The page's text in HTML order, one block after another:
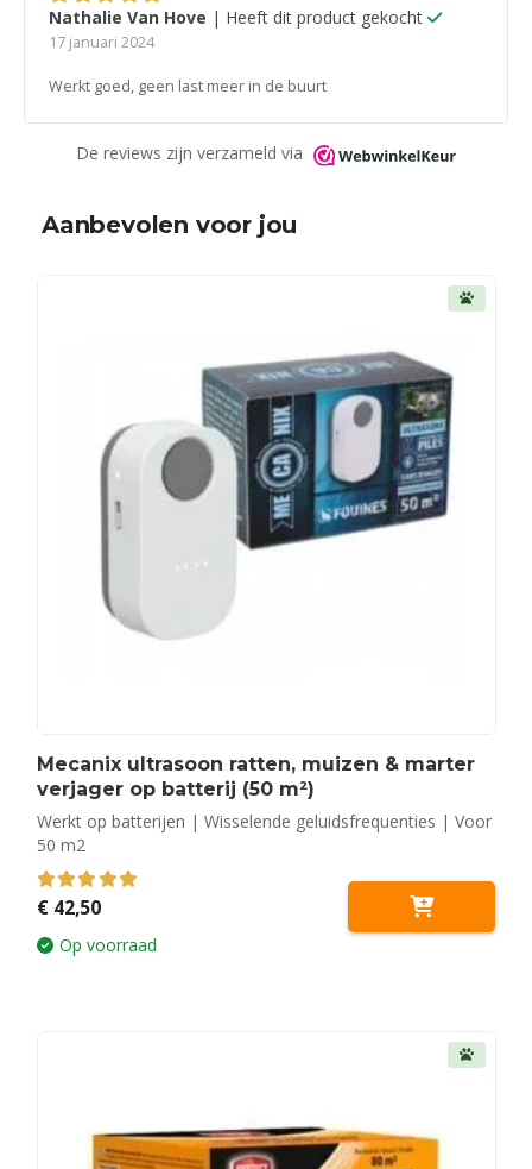
5van 5
Nathalie Van Hove | Heeft dit product gekocht
17 januari 2024
Werkt goed, geen last meer in de buurt
De reviews zijn verzameld via
Aanbevolen voor jou
Mecanix ultrasoon ratten, muizen & marter
verjager op batterij (50 m²)
Werkt op batterijen | Wisselende geluidsfrequenties | Voor
50 m2
5.00out of 5
€42,50
Op voorraad